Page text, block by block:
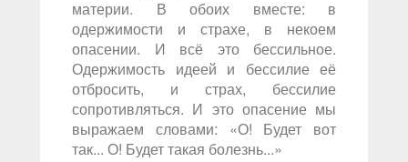
материи. В обоих вместе: в
одержимости и страхе, в некоем
опасении. И всё это бессильное.
Одержимость идеей и бессилие её
отбросить, и страх, бессилие
сопротивляться. И это опасение мы
выражаем словами: «О! Будет вот
так... О! Будет такая болезнь...»